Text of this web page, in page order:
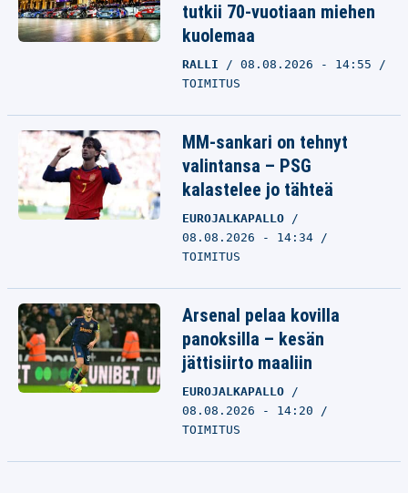
tutkii 70-vuotiaan miehen
kuolemaa
RALLI
08.08.2026 - 14:55
TOIMITUS
MM-sankari on tehnyt
valintansa – PSG
kalastelee jo tähteä
EUROJALKAPALLO
08.08.2026 - 14:34
TOIMITUS
Arsenal pelaa kovilla
panoksilla – kesän
jättisiirto maaliin
EUROJALKAPALLO
08.08.2026 - 14:20
TOIMITUS